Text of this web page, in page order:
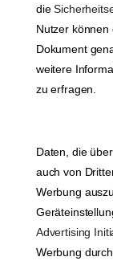
die
Nutzer können
Dokument
weitere
zu erfragen.
Daten, die
auch von
Werbung
Advertising
Werbung